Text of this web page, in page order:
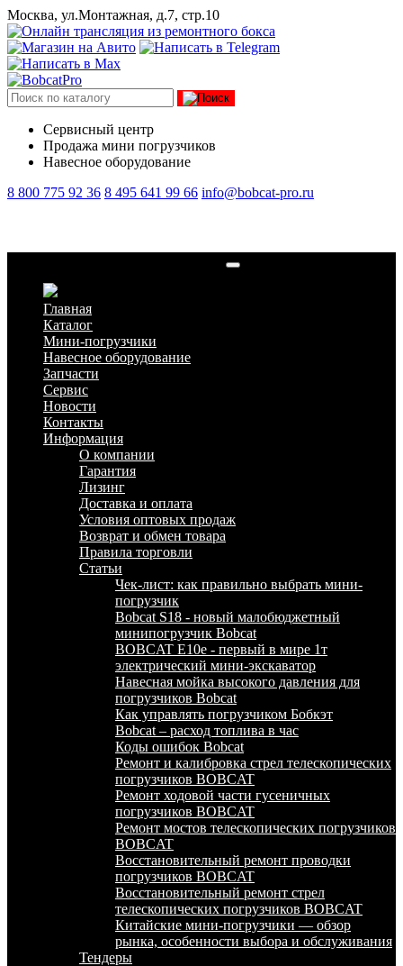
Москва, ул.Монтажная, д.7, стр.10
Сервисный центр
Продажа мини погрузчиков
Навесное оборудование
8 800 775 92 36 8 495 641 99 66 info@bobcat-pro.ru
Главная
Каталог
Мини-погрузчики
Навесное оборудование
Запчасти
Сервис
Новости
Контакты
Информация
О компании
Гарантия
Лизинг
Доставка и оплата
Условия оптовых продаж
Возврат и обмен товара
Правила торговли
Статьи
Чек-лист: как правильно выбрать мини-
погрузчик
Bobcat S18 - новый малобюджетный
минипогрузчик Bobcat
BOBCAT E10e - первый в мире 1т
электрический мини-экскаватор
Навесная мойка высокого давления для
погрузчиков Bobcat
Как управлять погрузчиком Бобкэт
Bobcat – расход топлива в час
Коды ошибок Bobcat
Ремонт и калибровка стрел телескопических
погрузчиков BOBCAT
Ремонт ходовой части гусеничных
погрузчиков BOBCAT
Ремонт мостов телескопических погрузчиков
BOBCAT
Восстановительный ремонт проводки
погрузчиков BOBCAT
Восстановительный ремонт стрел
телескопических погрузчиков BOBCAT
Китайские мини-погрузчики — обзор
рынка, особенности выбора и обслуживания
Тендеры